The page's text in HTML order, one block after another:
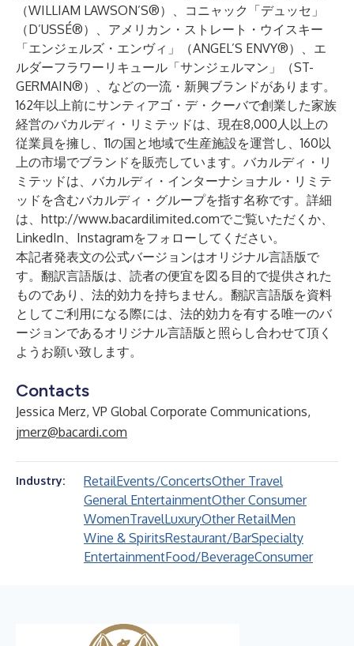
（WILLIAM LAWSON’S®）、コニャック「デュッセ」
（D’USSÉ®）、アメリカン・ストレート・ウイスキー
「エンジェルズ・エンヴィ」（ANGEL’S ENVY®）、エ
ルダーフラワーリキュール「サンジェルマン」（ST-
GERMAIN®）、などの一流・新興ブランドがあります。
162年以上前にサンティアゴ・デ・クーバで創業した家族
経営のバカルディ・リミテッドは、現在8,000人以上の
従業員を擁し、11の国と地域で生産施設を運営し、160以
上の市場でブランドを販売しています。バカルディ・リ
ミテッドは、バカルディ・インターナショナル・リミテ
ッドを含むバカルディ・グループを指す名称です。詳細
は、 http://www.bacardilimited.comでご覧いただくか、
LinkedIn、 Instagramをフォローしてください。
本記者発表文の公式バージョンはオリジナル言語版で
す。翻訳言語版は、読者の便宜を図る目的で提供された
ものであり、法的効力を持ちません。翻訳言語版を資料
としてご利用になる際には、法的効力を有する唯一のバ
ージョンであるオリジナル言語版と照らし合わせて頂く
ようお願い致します。
Contacts
Jessica Merz, VP Global Corporate Communications,
jmerz@bacardi.com
Industry: RetailEvents/ConcertsOther Travel
General EntertainmentOther Consumer
WomenTravelLuxuryOther RetailMen
Wine & SpiritsRestaurant/BarSpecialty
EntertainmentFood/BeverageConsumer